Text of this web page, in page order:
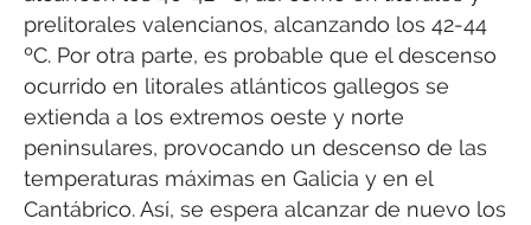
prelitorales valencianos, alcanzando los 42-44
ºC. Por otra parte, es probable que el descenso
ocurrido en litorales atlánticos gallegos se
extienda a los extremos oeste y norte
peninsulares, provocando un descenso de las
temperaturas máximas en Galicia y en el
Cantábrico. Así, se espera alcanzar de nuevo los